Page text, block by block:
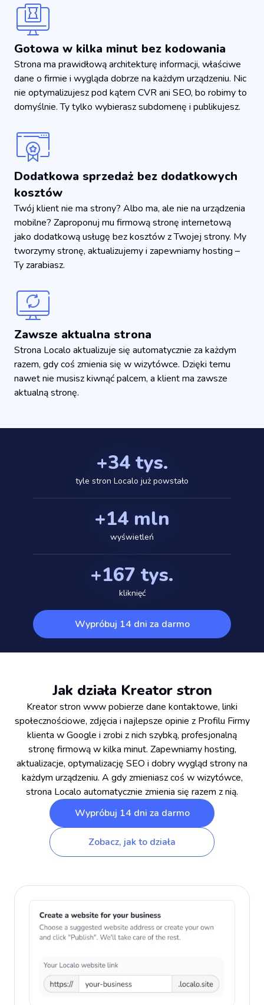
Gotowa w kilka minut bez kodowania
Strona ma prawidłową architekturę informacji, właściwe
dane o firmie i wygląda dobrze na każdym urządzeniu. Nic
nie optymalizujesz pod kątem CVR ani SEO, bo robimy to
domyślnie. Ty tylko wybierasz subdomenę i publikujesz.
Dodatkowa sprzedaż bez dodatkowych
kosztów
Twój klient nie ma strony? Albo ma, ale nie na urządzenia
mobilne? Zaproponuj mu firmową stronę internetową
jako dodatkową usługę bez kosztów z Twojej strony. My
tworzymy stronę, aktualizujemy i zapewniamy hosting –
Ty zarabiasz.
Zawsze aktualna strona
Strona Localo aktualizuje się automatycznie za każdym
razem, gdy coś zmienia się w wizytówce. Dzięki temu
nawet nie musisz kiwnąć palcem, a klient ma zawsze
aktualną stronę.
+34 tys.
tyle stron Localo już powstało
+14 mln
wyświetleń
+167 tys.
kliknięć
Wypróbuj 14 dni za darmo
Jak działa Kreator stron
Kreator stron www pobierze dane kontaktowe, linki
społecznościowe, zdjęcia i najlepsze opinie z Profilu Firmy
klienta w Google i zrobi z nich szybką, profesjonalną
stronę firmową w kilka minut. Zapewniamy hosting,
aktualizacje, optymalizację SEO i dobry wygląd strony na
każdym urządzeniu. A gdy zmieniasz coś w wizytówce,
strona Localo automatycznie zmienia się razem z nią.
Wypróbuj 14 dni za darmo
Zobacz, jak to działa